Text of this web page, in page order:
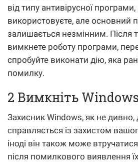
від типу антивірусної програми,
використовуєте, але основний
залишається незмінним. Після
вимкнете роботу програми,
спробуйте виконати дію, яка
помилку.
2 Вимкніть
Захисник Windows, як не дивно,
справляється із захистом
іноді він також може
після помилкового виявлення